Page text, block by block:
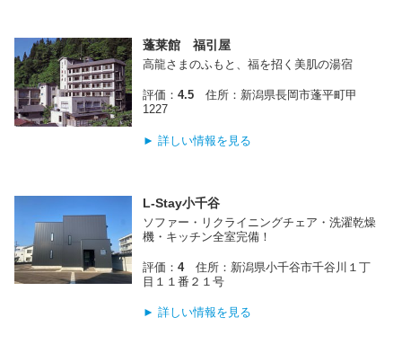
蓬莱館 福引屋
高龍さまのふもと、福を招く美肌の湯宿
評価：4.5 住所：新潟県長岡市蓬平町甲
1227
► 詳しい情報を見る
L-Stay小千谷
ソファー・リクライニングチェア・洗濯乾燥
機・キッチン全室完備！
評価：4住所：新潟県小千谷市千谷川１丁
目１１番２１号
► 詳しい情報を見る